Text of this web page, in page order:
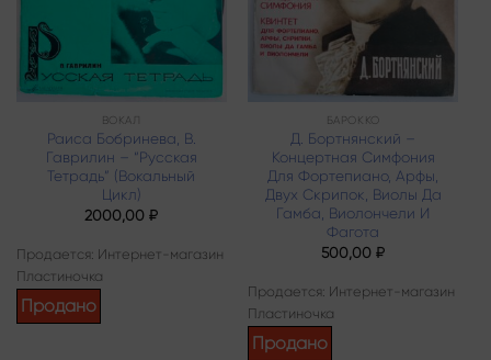
ВОКАЛ
Раиса Бобринева, В.
Гаврилин – “Русская
Тетрадь” (Вокальный
Цикл)
2000,00₽
Продается: Интернет-магазин
Пластиночка
Продано
БАРОККО
Д. Бортнянский –
Концертная Симфония
Для Фортепиано, Арфы,
Двух Скрипок, Виолы Да
Гамба, Виолончели И
Фагота
500,00₽
Продается: Интернет-магазин
Пластиночка
Продано